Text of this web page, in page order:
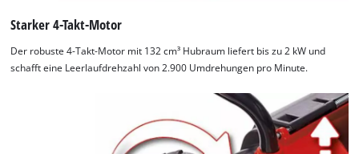
Starker 4-Takt-Motor
Der robuste 4-Takt-Motor mit 132 cm³ Hubraum liefert bis zu 2 kW und
schafft eine Leerlaufdrehzahl von 2.900 Umdrehungen pro Minute.